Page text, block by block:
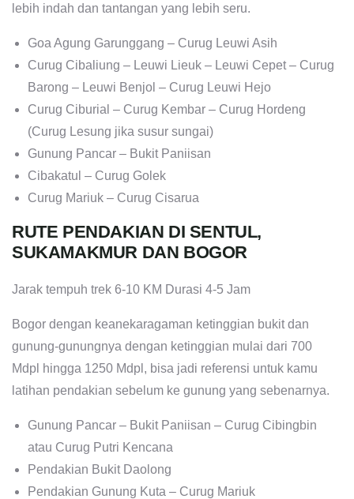
lebih indah dan tantangan yang lebih seru.
Goa Agung Garunggang – Curug Leuwi Asih
Curug Cibaliung – Leuwi Lieuk – Leuwi Cepet – Curug
Barong – Leuwi Benjol – Curug Leuwi Hejo
Curug Ciburial – Curug Kembar – Curug Hordeng
(Curug Lesung jika susur sungai)
Gunung Pancar – Bukit Paniisan
Cibakatul – Curug Golek
Curug Mariuk – Curug Cisarua
RUTE PENDAKIAN DI SENTUL,
SUKAMAKMUR DAN BOGOR
Jarak tempuh trek 6-10 KM Durasi 4-5 Jam
Bogor dengan keanekaragaman ketinggian bukit dan
gunung-gunungnya dengan ketinggian mulai dari 700
Mdpl hingga 1250 Mdpl, bisa jadi referensi untuk kamu
latihan pendakian sebelum ke gunung yang sebenarnya.
Gunung Pancar – Bukit Paniisan – Curug Cibingbin
atau Curug Putri Kencana
Pendakian Bukit Daolong
Pendakian Gunung Kuta – Curug Mariuk